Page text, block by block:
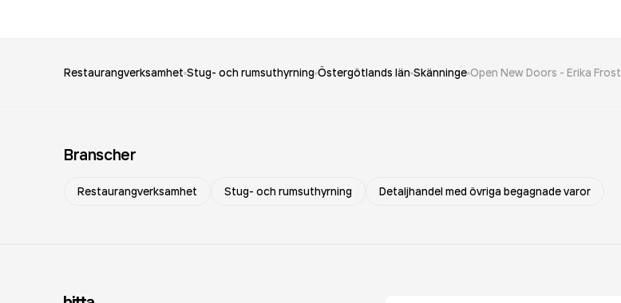
Restaurangverksamhet Stug- och rumsuthyrning Östergötlands län Skänninge Open New Doors - Erika Frost
Branscher
Restaurangverksamhet Stug- och rumsuthyrning Detaljhandel med övriga begagnade varor